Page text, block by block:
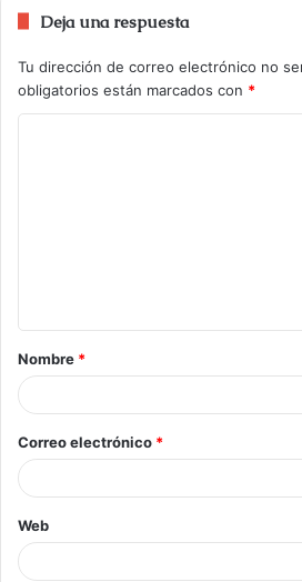
Deja una respuesta
Tu dirección de correo electrónico no
obligatorios están marcados con *
Nombre *
Correo electrónico *
Web